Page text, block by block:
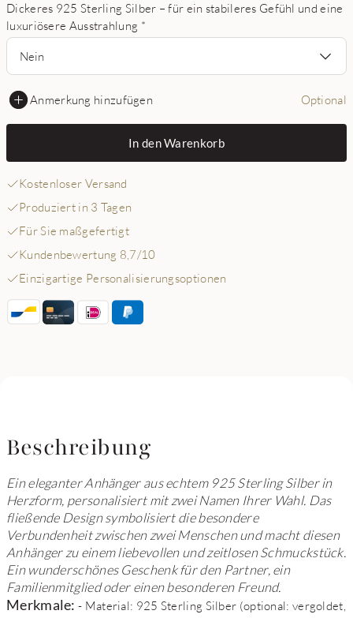
Dickeres 925 Sterling Silber – für ein stabileres Gefühl und eine
luxuriösere Ausstrahlung *
Nein
Anmerkung hinzufügen Optional
In den Warenkorb
Kostenloser Versand
Produziert in 3 Tagen
Für Sie maßgefertigt
Kundenbewertung 8,7/10
Einzigartige Personalisierungsoptionen
Beschreibung
Ein eleganter Anhänger aus echtem 925 Sterling Silber in
Herzform, personalisiert mit zwei Namen Ihrer Wahl. Das
fließende Design symbolisiert die besondere
Verbundenheit zwischen zwei Menschen und macht diesen
Anhänger zu einem liebevollen und zeitlosen Schmuckstück.
Ein wunderschönes Geschenk für den Partner, ein
Familienmitglied oder einen besonderen Freund.
Merkmale: - Material: 925 Sterling Silber (optional: vergoldet,